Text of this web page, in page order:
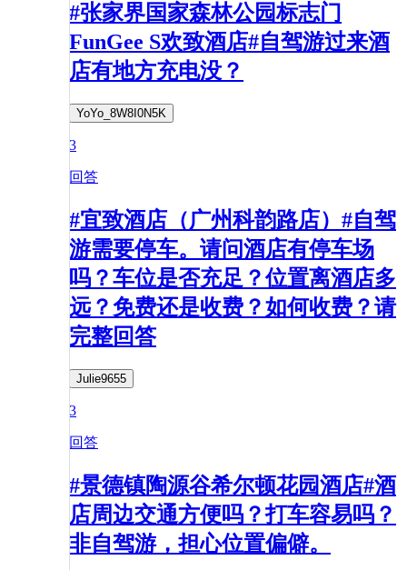
#张家界国家森林公园标志门
FunGee S欢致酒店#自驾游过来酒
店有地方充电没？
YoYo_8W8I0N5K
3
回答
#宜致酒店（广州科韵路店）#自驾
游需要停车。请问酒店有停车场
吗？车位是否充足？位置离酒店多
远？免费还是收费？如何收费？请
完整回答
Julie9655
3
回答
#景德镇陶源谷希尔顿花园酒店#酒
店周边交通方便吗？打车容易吗？
非自驾游，担心位置偏僻。